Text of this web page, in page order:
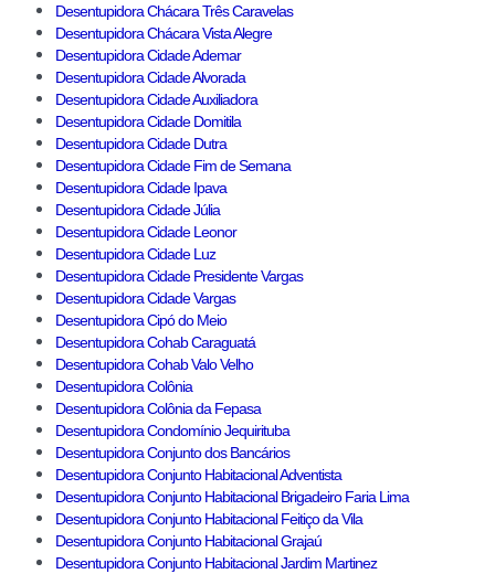
Desentupidora Chácara Três Caravelas
Desentupidora Chácara Vista Alegre
Desentupidora Cidade Ademar
Desentupidora Cidade Alvorada
Desentupidora Cidade Auxiliadora
Desentupidora Cidade Domitila
Desentupidora Cidade Dutra
Desentupidora Cidade Fim de Semana
Desentupidora Cidade Ipava
Desentupidora Cidade Júlia
Desentupidora Cidade Leonor
Desentupidora Cidade Luz
Desentupidora Cidade Presidente Vargas
Desentupidora Cidade Vargas
Desentupidora Cipó do Meio
Desentupidora Cohab Caraguatá
Desentupidora Cohab Valo Velho
Desentupidora Colônia
Desentupidora Colônia da Fepasa
Desentupidora Condomínio Jequirituba
Desentupidora Conjunto dos Bancários
Desentupidora Conjunto Habitacional Adventista
Desentupidora Conjunto Habitacional Brigadeiro Faria Lima
Desentupidora Conjunto Habitacional Feitiço da Vila
Desentupidora Conjunto Habitacional Grajaú
Desentupidora Conjunto Habitacional Jardim Martinez